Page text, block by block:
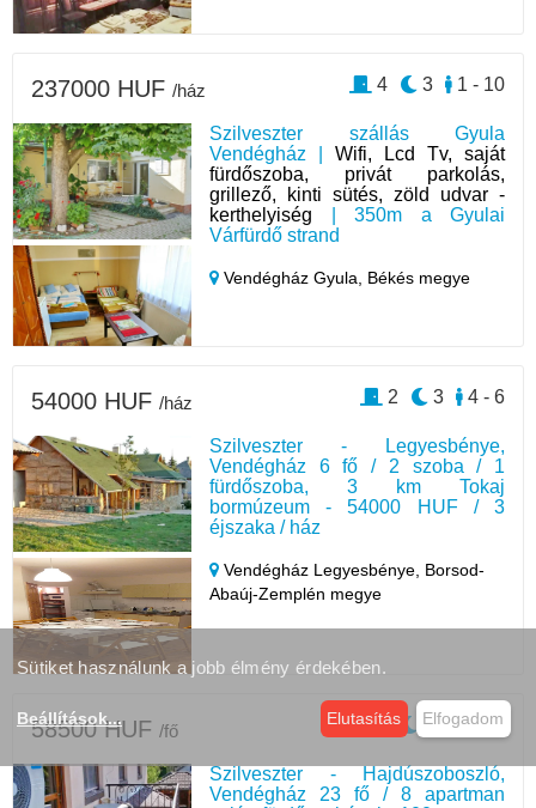
Szilveszter szállás Gyula
Vendégház |Wifi, Lcd Tv, saját
fürdőszoba, privát parkolás,
grillező, kinti sütés, zöld udvar -
kerthelyiség | 350m a Gyulai
Várfürdő strand
Vendégház Gyula, Békés megye
237000 HUF /ház 1 - 10
3
4
Szilveszter - Legyesbénye,
Vendégház 6 fő / 2 szoba / 1
fürdőszoba, 3 km Tokaj
bormúzeum - 54000 HUF / 3
éjszaka / ház
Vendégház Legyesbénye, Borsod-
Abaúj-Zemplén megye
54000 HUF /ház 4 - 6
3
2
Szilveszter - Hajdúszoboszló,
Vendégház 23 fő / 8 apartman
58500 HUF /fő 2 - 23
3
8
Sütiket használunk a jobb élmény érdekében.
Beállítások... Elutasítás Elfogadom